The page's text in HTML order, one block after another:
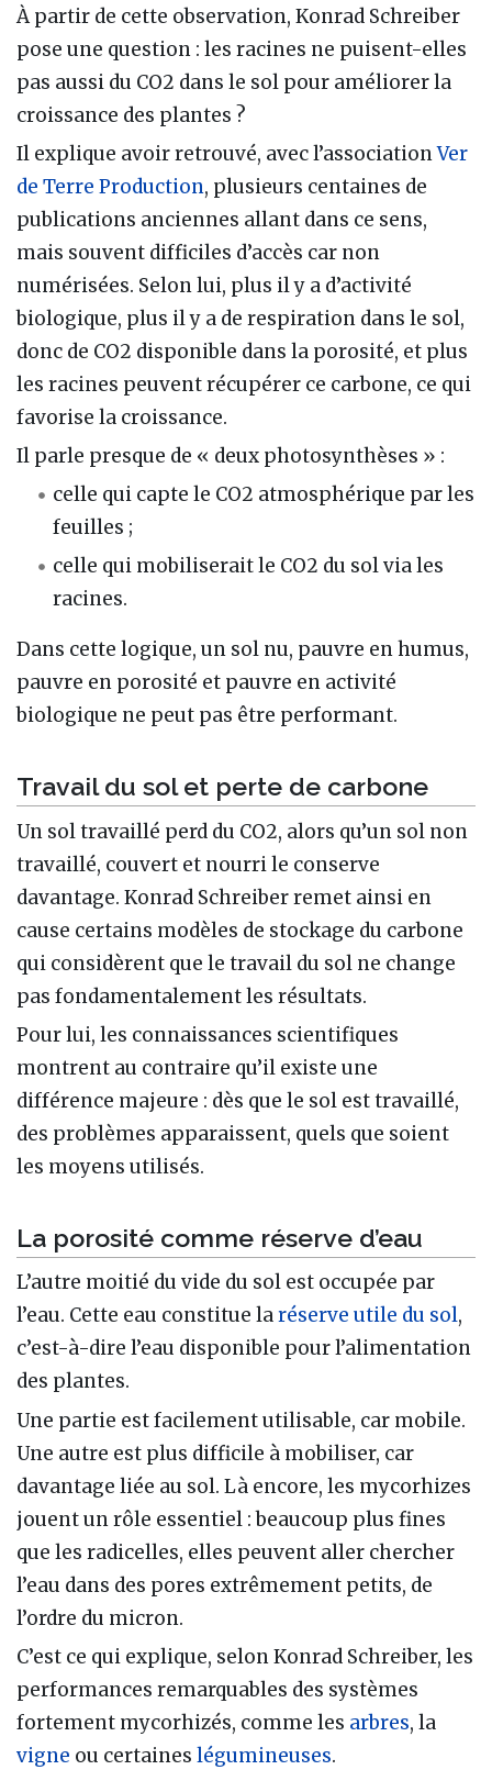
À partir de cette observation, Konrad Schreiber
pose une question : les racines ne puisent-elles
pas aussi du CO2 dans le sol pour améliorer la
croissance des plantes ?
Il explique avoir retrouvé, avec l’associationVer
de Terre Production, plusieurs centaines de
publications anciennes allant dans ce sens,
mais souvent difficiles d’accès car non
numérisées. Selon lui, plus il y a d’activité
biologique, plus il y a de respiration dans le sol,
donc de CO2 disponible dans la porosité, et plus
les racines peuvent récupérer ce carbone, ce qui
favorise la croissance.
Il parle presque de « deux photosynthèses » :
celle qui capte le CO2 atmosphérique par les
feuilles ;
celle qui mobiliserait le CO2 du sol via les
racines.
Dans cette logique, un sol nu, pauvre en humus,
pauvre en porosité et pauvre en activité
biologique ne peut pas être performant.
Travail du sol et perte de carbone
Un sol travaillé perd du CO2, alors qu’un sol non
travaillé, couvert et nourri le conserve
davantage. Konrad Schreiber remet ainsi en
cause certains modèles de stockage du carbone
qui considèrent que le travail du sol ne change
pas fondamentalement les résultats.
Pour lui, les connaissances scientifiques
montrent au contraire qu’il existe une
différence majeure : dès que le sol est travaillé,
des problèmes apparaissent, quels que soient
les moyens utilisés.
La porosité comme réserve d’eau
L’autre moitié du vide du sol est occupée par
l’eau. Cette eau constitue laréserve utile du sol,
c’est-à-dire l’eau disponible pour l’alimentation
des plantes.
Une partie est facilement utilisable, car mobile.
Une autre est plus difficile à mobiliser, car
davantage liée au sol. Là encore, les mycorhizes
jouent un rôle essentiel : beaucoup plus fines
que les radicelles, elles peuvent aller chercher
l’eau dans des pores extrêmement petits, de
l’ordre du micron.
C’est ce qui explique, selon Konrad Schreiber, les
performances remarquables des systèmes
fortement mycorhizés, comme les arbres, la
vigne ou certaines légumineuses.